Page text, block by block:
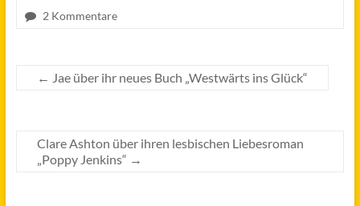
2 Kommentare
← Jae über ihr neues Buch „Westwärts ins Glück“
Clare Ashton über ihren lesbischen Liebesroman
„Poppy Jenkins“ →